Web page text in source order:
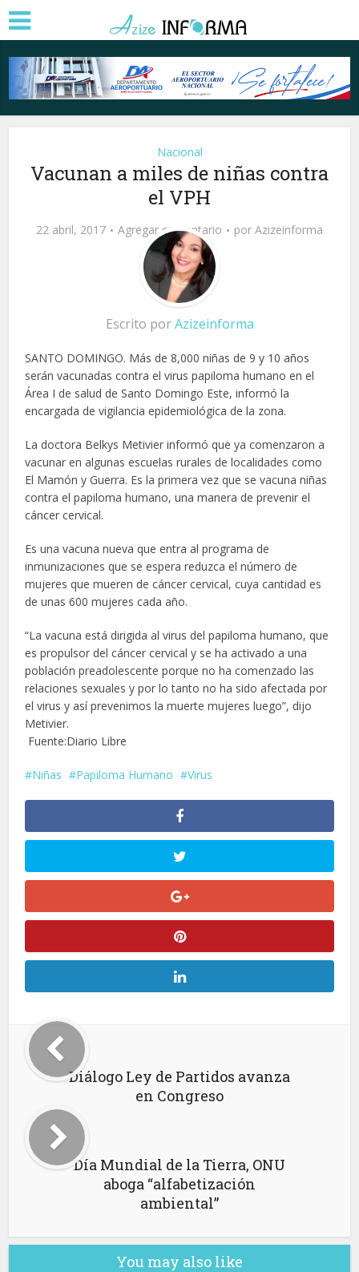
Nacional
Vacunan a miles de niñas contra
el VPH
22 abril, 2017 Agregar comentario por Azizeinforma
Escrito porAzizeinforma
SANTO DOMINGO. Más de 8,000 niñas de 9 y 10 años
serán vacunadas contra el virus papiloma humano en el
Área I de salud de Santo Domingo Este, informó la
encargada de vigilancia epidemiológica de la zona.
La doctora Belkys Metivier informó que ya comenzaron a
vacunar en algunas escuelas rurales de localidades como
El Mamón y Guerra. Es la primera vez que se vacuna niñas
contra el papiloma humano, una manera de prevenir el
cáncer cervical.
Es una vacuna nueva que entra al programa de
inmunizaciones que se espera reduzca el número de
mujeres que mueren de cáncer cervical, cuya cantidad es
de unas 600 mujeres cada año.
“La vacuna está dirigida al virus del papiloma humano, que
es propulsor del cáncer cervical y se ha activado a una
población preadolescente porque no ha comenzado las
relaciones sexuales y por lo tanto no ha sido afectada por
el virus y así prevenimos la muerte mujeres luego”, dijo
Metivier.
Fuente:Diario Libre
Niñas Papiloma Humano Virus
Diálogo Ley de Partidos avanza
en Congreso
Día Mundial de la Tierra, ONU
aboga “alfabetización
ambiental”
You may also like